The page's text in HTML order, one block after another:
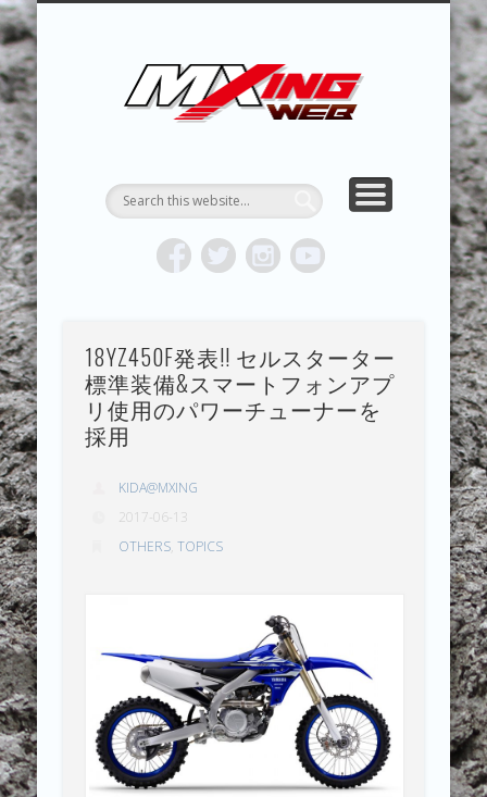
トク
HOME
TOPICS
ABOUT MX
RESULTS
REPORT
MXING & MXING＋PLUS
HYPER MXING
CONTACT
18YZ450F発表!! セルスターター
標準装備&スマートフォンアプ
リ使用のパワーチューナーを
採用
KIDA@MXING
2017-06-13
OTHERS,TOPICS